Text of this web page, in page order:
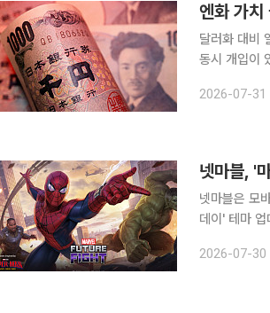
엔화 가치
달러화 대비
동시 개입이 있는 것으로 추정된다.
달러 대비 엔
2026-07-31
넷마블, '
넷마블은 모
데이' 테마 업데이트를
덤 룰렛 등
2026-07-30